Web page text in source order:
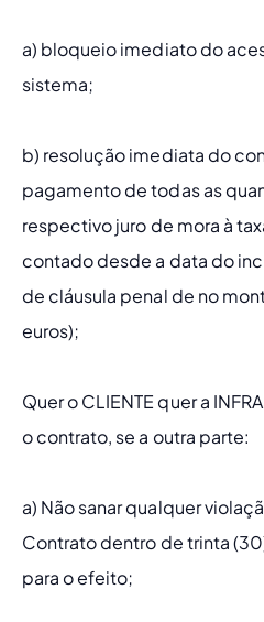
a) bloqueio imediato do
sistema;
b) resolução imediata do
pagamento de todas as
respectivo juro de mora à
contado desde a data do
de cláusula penal de no
euros);
Quer o CLIENTE quer a
o contrato, se a outra parte:
a) Não sanar qualquer
Contrato dentro de trinta
para o efeito;